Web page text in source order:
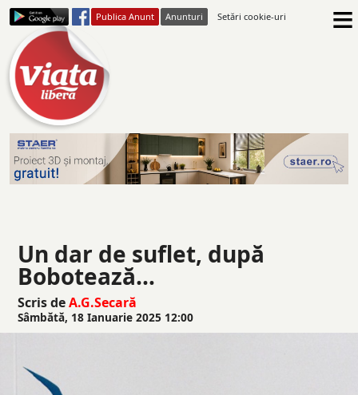
Publica Anunt Anunturi Setări cookie-uri ≡
Un dar de suflet, după
Bobotează…
Scris deA.G.Secară
Sâmbătă, 18 Ianuarie 2025 12:00